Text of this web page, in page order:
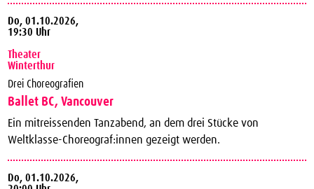
Do,01.10.2026,
19:30 Uhr
Theater
Winterthur
Drei Choreografien
Ballet BC, Vancouver
Ein mitreissenden Tanzabend, an dem drei Stücke von
Weltklasse-Choreograf:innen gezeigt werden.
Do,01.10.2026,